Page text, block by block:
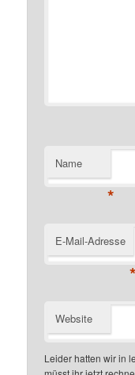
Name
*
E-Mail-Adresse
*
Website
Leider hatten wir in